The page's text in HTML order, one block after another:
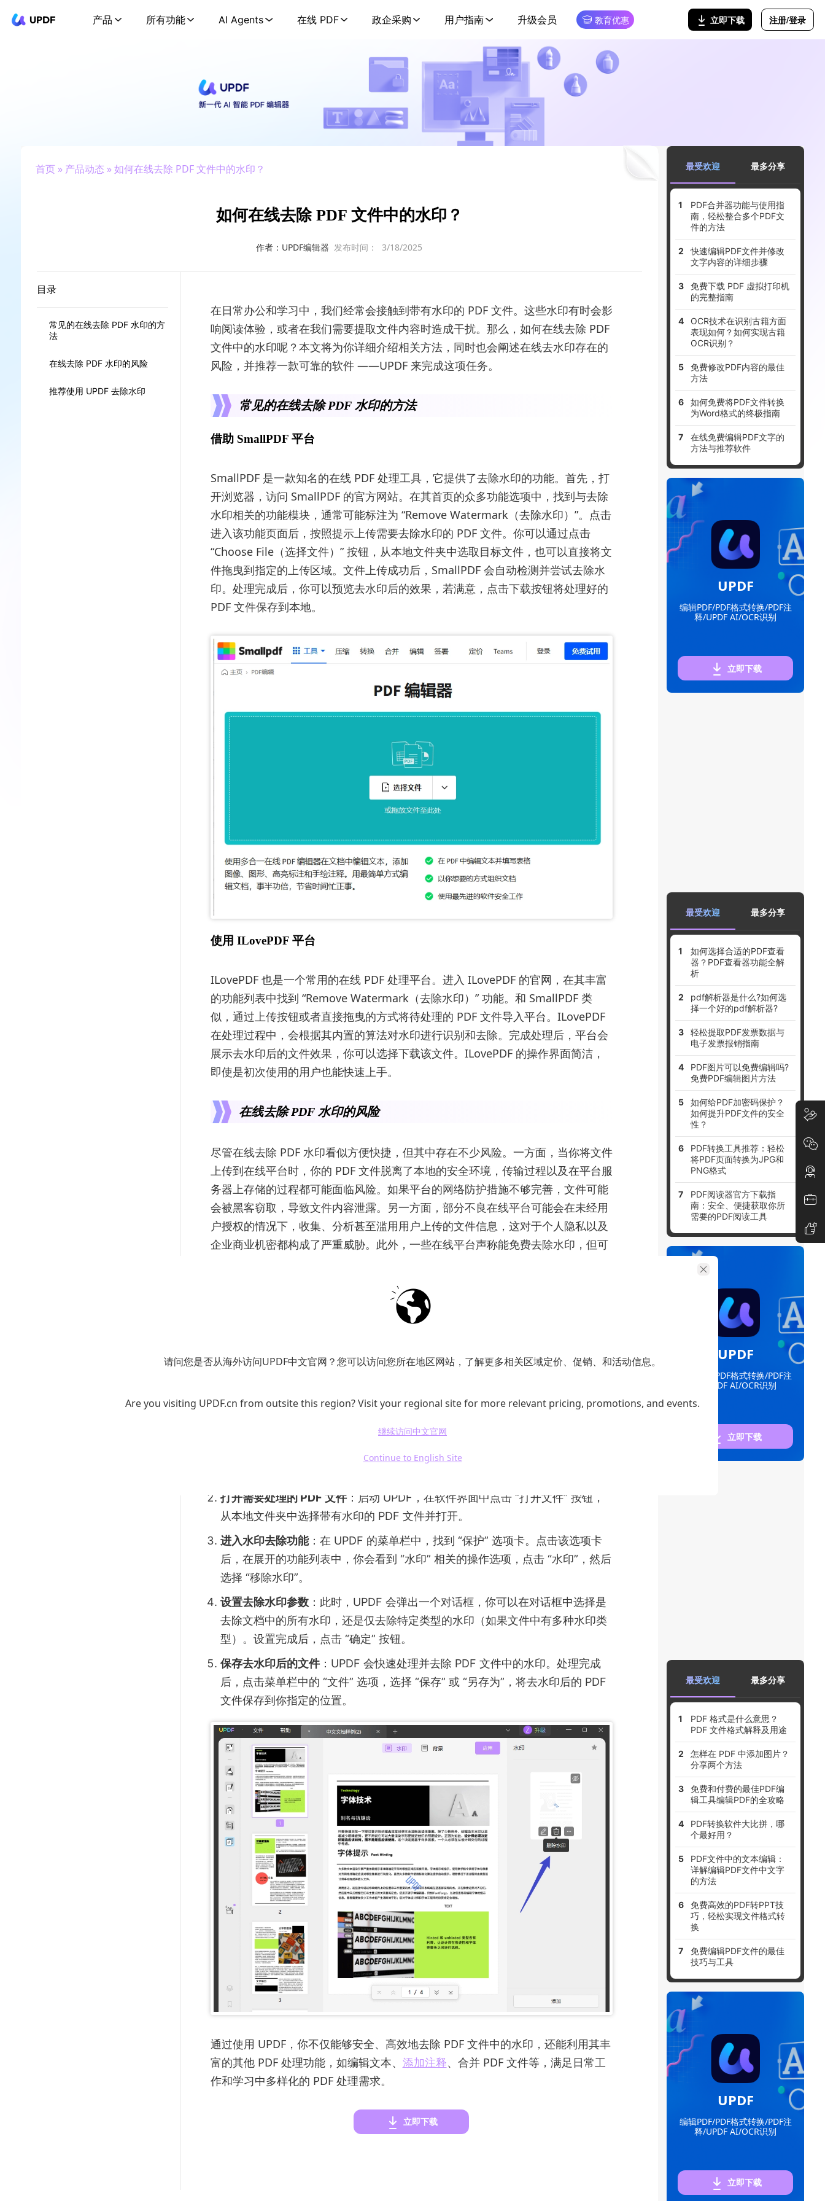
UPDF 产品 所有功能 AI Agents 在线 PDF 政企采购 用户指南 升级会员 教育优惠 立即下载 注册/登录
请问您是否从海外访问UPDF中文官网？您可以访问您所在地区网站，了解更多相关区域定价、促销、和活动信息。
Are you visiting UPDF.cn from outsite this region? Visit your regional site for more relevant pricing, promotions, and events.
继续访问中文官网
Continue to English Site
首页» 产品动态 » 如何在线去除 PDF 文件中的水印？
如何在线去除 PDF 文件中的水印？
作者：UPDF编辑器 发布时间： 3/18/2025
目录
常见的在线去除 PDF 水印的方
法
在线去除 PDF 水印的风险
推荐使用 UPDF 去除水印
在日常办公和学习中，我们经常会接触到带有水印的 PDF 文件。这些水印有时会影
响阅读体验，或者在我们需要提取文件内容时造成干扰。那么，如何在线去除 PDF
文件中的水印呢？本文将为你详细介绍相关方法，同时也会阐述在线去水印存在的
风险，并推荐一款可靠的软件 ——UPDF 来完成这项任务。
常见的在线去除 PDF 水印的方法
借助 SmallPDF 平台
SmallPDF 是一款知名的在线 PDF 处理工具，它提供了去除水印的功能。首先，打
开浏览器，访问 SmallPDF 的官方网站。在其首页的众多功能选项中，找到与去除
水印相关的功能模块，通常可能标注为 “Remove Watermark（去除水印）”。点击
进入该功能页面后，按照提示上传需要去除水印的 PDF 文件。你可以通过点击
“Choose File（选择文件）” 按钮，从本地文件夹中选取目标文件，也可以直接将文
件拖曳到指定的上传区域。文件上传成功后，SmallPDF 会自动检测并尝试去除水
印。处理完成后，你可以预览去水印后的效果，若满意，点击下载按钮将处理好的
PDF 文件保存到本地。
使用 ILovePDF 平台
ILovePDF 也是一个常用的在线 PDF 处理平台。进入 ILovePDF 的官网，在其丰富
的功能列表中找到 “Remove Watermark（去除水印）” 功能。和 SmallPDF 类
似，通过上传按钮或者直接拖曳的方式将待处理的 PDF 文件导入平台。ILovePDF
在处理过程中，会根据其内置的算法对水印进行识别和去除。完成处理后，平台会
展示去水印后的文件效果，你可以选择下载该文件。ILovePDF 的操作界面简洁，
即使是初次使用的用户也能快速上手。
在线去除 PDF 水印的风险
尽管在线去除 PDF 水印看似方便快捷，但其中存在不少风险。一方面，当你将文件
上传到在线平台时，你的 PDF 文件脱离了本地的安全环境，传输过程以及在平台服
务器上存储的过程都可能面临风险。如果平台的网络防护措施不够完善，文件可能
会被黑客窃取，导致文件内容泄露。另一方面，部分不良在线平台可能会在未经用
户授权的情况下，收集、分析甚至滥用用户上传的文件信息，这对于个人隐私以及
企业商业机密都构成了严重威胁。此外，一些在线平台声称能免费去除水印，但可
鉴于在线去水印存在的诸多风险，推荐使用专业的PDF编辑软件——UPDF。UPDF
除水印的详细步骤：
：首先，在 UPDF 的官方网站上下载适用于你电脑操作系统
（如 Windows、Mac）的安装程序。下载完成后，运行安装程序，按照提示完
打开需要处理的 PDF 文件：启动 UPDF，在软件界面中点击 “打开文件” 按钮，
从本地文件夹中选择带有水印的 PDF 文件并打开。
进入水印去除功能：在 UPDF 的菜单栏中，找到 “保护” 选项卡。点击该选项卡
后，在展开的功能列表中，你会看到 “水印” 相关的操作选项，点击 “水印”，然后
选择 “移除水印”。
设置去除水印参数：此时，UPDF 会弹出一个对话框，你可以在对话框中选择是
去除文档中的所有水印，还是仅去除特定类型的水印（如果文件中有多种水印类
型）。设置完成后，点击 “确定” 按钮。
保存去水印后的文件：UPDF 会快速处理并去除 PDF 文件中的水印。处理完成
后，点击菜单栏中的 “文件” 选项，选择 “保存” 或 “另存为”，将去水印后的 PDF
文件保存到你指定的位置。
通过使用 UPDF，你不仅能够安全、高效地去除 PDF 文件中的水印，还能利用其丰
富的其他 PDF 处理功能，如编辑文本、 添加注释、合并 PDF 文件等，满足日常工
作和学习中多样化的 PDF 处理需求。
立即下载
最受欢迎 最多分享
PDF合并器功能与使用指
南，轻松整合多个PDF文
件的方法
快速编辑PDF文件并修改
文字内容的详细步骤
免费下载 PDF 虚拟打印机
的完整指南
OCR技术在识别古籍方面
表现如何？如何实现古籍
OCR识别？
免费修改PDF内容的最佳
方法
如何免费将PDF文件转换
为Word格式的终极指南
在线免费编辑PDF文字的
方法与推荐软件
UPDF
编辑PDF/PDF格式转换/PDF注
释/UPDF AI/OCR识别
立即下载
最受欢迎 最多分享
如何选择合适的PDF查看
器？PDF查看器功能全解
析
pdf解析器是什么?如何选
择一个好的pdf解析器?
轻松提取PDF发票数据与
电子发票报销指南
PDF图片可以免费编辑吗?
免费PDF编辑图片方法
如何给PDF加密码保护？
如何提升PDF文件的安全
性？
PDF转换工具推荐：轻松
将PDF页面转换为JPG和
PNG格式
PDF阅读器官方下载指
南：安全、便捷获取你所
需要的PDF阅读工具
UPDF
编辑PDF/PDF格式转换/PDF注
释/UPDF AI/OCR识别
立即下载
最受欢迎 最多分享
PDF 格式是什么意思？
PDF 文件格式解释及用途
怎样在 PDF 中添加图片？
分享两个方法
免费和付费的最佳PDF编
辑工具编辑PDF的全攻略
PDF转换软件大比拼，哪
个最好用？
PDF文件中的文本编辑：
详解编辑PDF文件中文字
的方法
免费高效的PDF转PPT技
巧，轻松实现文件格式转
换
免费编辑PDF文件的最佳
技巧与工具
UPDF
编辑PDF/PDF格式转换/PDF注
释/UPDF AI/OCR识别
立即下载